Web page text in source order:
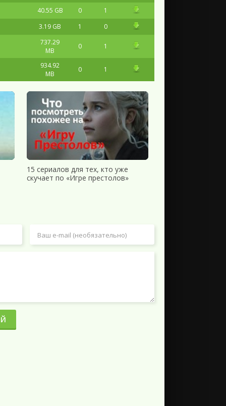
40.55 GB 0
1
3.19 GB 1 0
737.29
MB
0 1
934.92
MB
0 1
10.62 GB
0
2.65 GB 1
0
15.47 GB
0
15.18 GB
0
15.35 GB 2
0
7.00 GB 3
0
15 сериалов для тех, кто уже
скучает по «Игре престолов»